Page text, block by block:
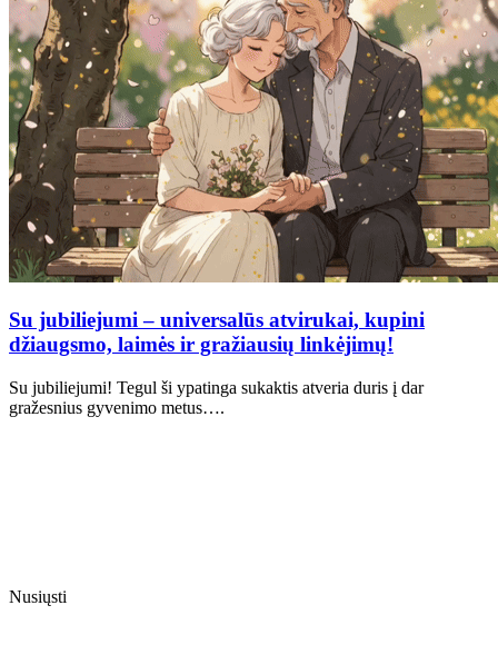
Su jubiliejumi – universalūs atvirukai, kupini
džiaugsmo, laimės ir gražiausių linkėjimų!
Su jubiliejumi! Tegul ši ypatinga sukaktis atveria duris į dar
gražesnius gyvenimo metus….
Nusiųsti